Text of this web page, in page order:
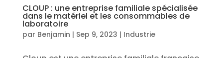
CLOUP : une entreprise familiale spécialisée
dans le matériel et les consommables de
laboratoire
par Benjamin | Sep 9, 2023 | Industrie